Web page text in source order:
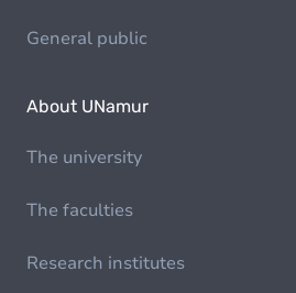
General public
About UNamur
The university
The faculties
Research institutes